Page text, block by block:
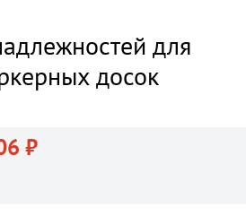
для
досок
₽